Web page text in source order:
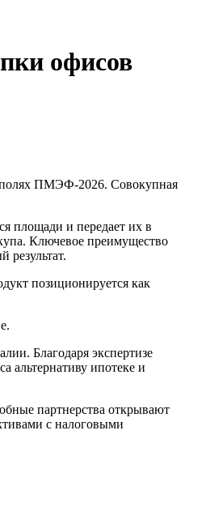
офисов
полях ПМЭФ-2026. Совокупная
площади и передает их в
Ключевое преимущество
позиционируется как
Благодаря экспертизе
ипотеке и
партнерства открывают
с налоговыми